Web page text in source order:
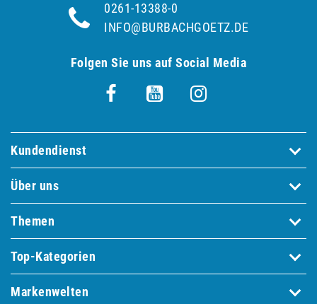
0261-13388-0
INFO@BURBACHGOETZ.DE
Folgen Sie uns auf Social Media
Kundendienst
Über uns
Themen
Top-Kategorien
Markenwelten